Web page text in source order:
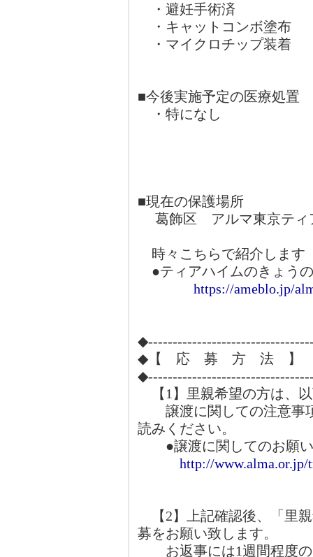
・避妊手術済
・キャットコン
・マイクロチッ
■今後実施予定の医療処置
・特になし
■現在の保護場所
葛飾区 アルマ東京ティ
時々こちらで紹介します
●ティアハイムのきょう
https://ameblo.jp/
◆【 応 募 方 法 】
【1】里親希望の方は、
譲渡に関しての注意事
読みください。
●譲渡に関してのお願い
http://
【2】上記確認後、「里
募をお願い致します。
お返事には1週間程度の